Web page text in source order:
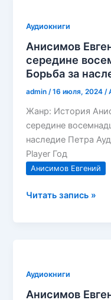
Аудиокниги
Анисимов
середине
Борьба за
admin/16 июля, 2024/
Жанр: История
середине
наследие Петра
Player Год
Анисимов Евгений
Анисимов
восемнадцатого
века.
Читать запись »
Аудиокниги
Анисимов